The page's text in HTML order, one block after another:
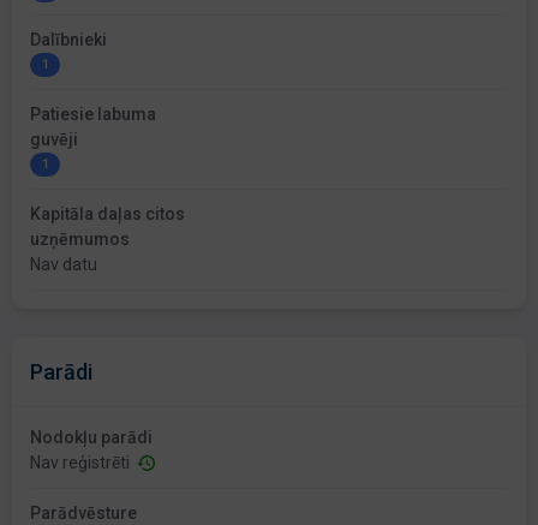
Dalībnieki
1
Patiesie labuma
guvēji
1
Kapitāla daļas citos
uzņēmumos
Nav datu
Parādi
Nodokļu parādi
Nav reģistrēti
Parādvēsture